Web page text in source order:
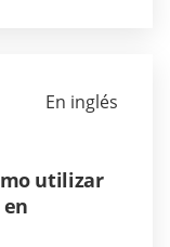
En inglés
utilizar